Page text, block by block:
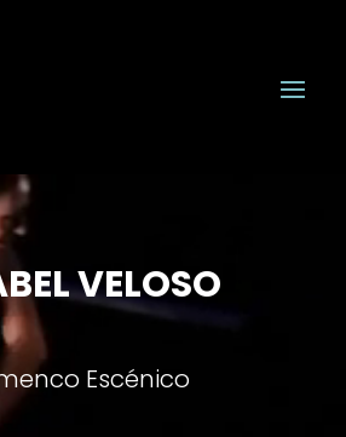
VELOSO
Escénico